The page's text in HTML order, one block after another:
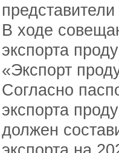
В ходе
экспорта
«Экспорт
Согласно
экспорта
должен